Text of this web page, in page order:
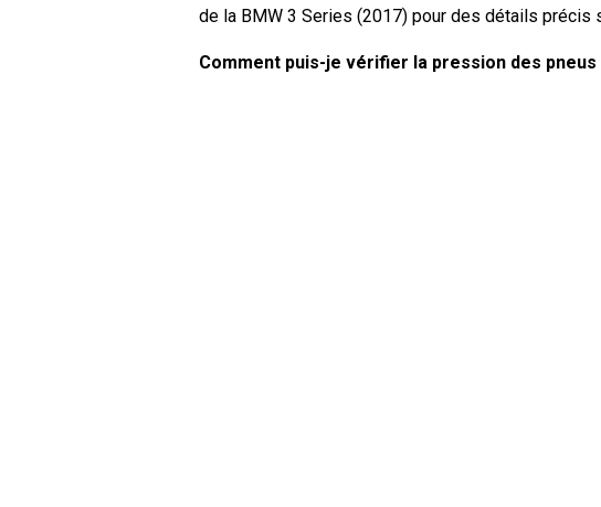
de la BMW 3 Series (2017) pour des détails précis
Comment puis-je vérifier la pression des pneus